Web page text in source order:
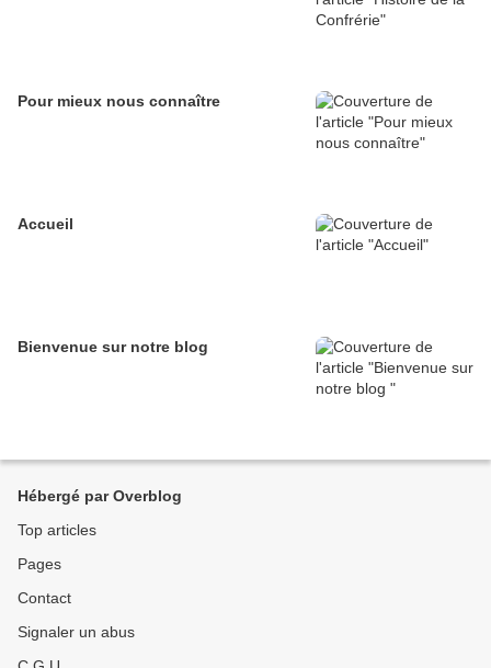
Pour mieux nous connaître
Accueil
Bienvenue sur notre blog
Hébergé par Overblog
Top articles
Pages
Contact
Signaler un abus